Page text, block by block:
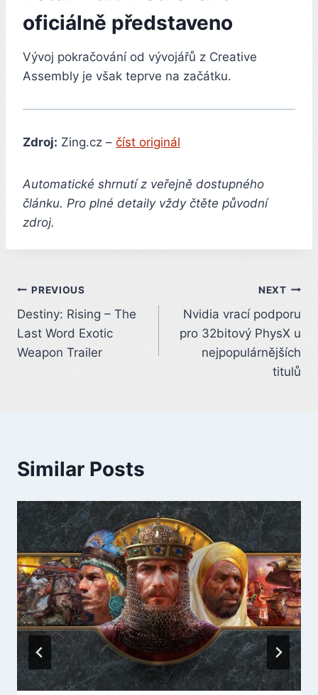
oficiálně představeno
Vývoj pokračování od vývojářů z Creative
Assembly je však teprve na začátku.
Zdroj: Zing.cz – číst originál
Automatické shrnutí z veřejně dostupného
článku. Pro plné detaily vždy čtěte původní
zdroj.
Post
navigation
PREVIOUS
Destiny: Rising – The
Last Word Exotic
Weapon Trailer
NEXT
Nvidia vrací podporu
pro 32bitový PhysX u
nejpopulárnějších
titulů
Similar Posts